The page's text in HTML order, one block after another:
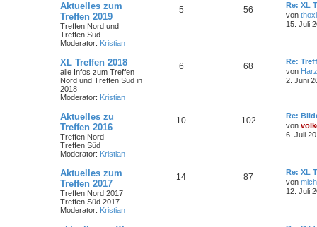
Aktuelles zum
Treffen 2019
Treffen Nord und
Treffen Süd
Moderator: Kristian
5 56
Re: XL
von thoxl
15. Juli
XL Treffen 2018
alle Infos zum Treffen
Nord und Treffen Süd in
2018
Moderator: Kristian
6 68
Re:
von
2. Juni
Aktuelles zu
Treffen 2016
Treffen Nord
Treffen Süd
Moderator: Kristian
10 102
Re:
von
6. Juli
Aktuelles zum
Treffen 2017
Treffen Nord 2017
Treffen Süd 2017
Moderator: Kristian
14 87
Re: XL
von
12. Juli